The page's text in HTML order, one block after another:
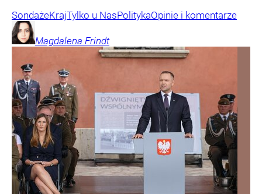
SondażeKrajTylko u NasPolitykaOpinie i komentarze
Magdalena Frindt